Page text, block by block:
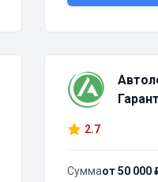
Гарант
2.7
Суммаот 50 000